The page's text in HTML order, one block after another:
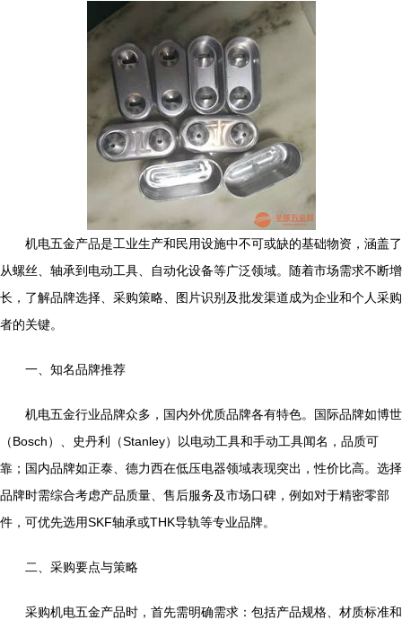
机电五金产品是工业生产和民用设施中不可或缺的基础物资，涵盖了
从螺丝、轴承到电动工具、自动化设备等广泛领域。随着市场需求不断增
长，了解品牌选择、采购策略、图片识别及批发渠道成为企业和个人采购
者的关键。
一、知名品牌推荐
机电五金行业品牌众多，国内外优质品牌各有特色。国际品牌如博世
（Bosch）、史丹利（Stanley）以电动工具和手动工具闻名，品质可
靠；国内品牌如正泰、德力西在低压电器领域表现突出，性价比高。选择
品牌时需综合考虑产品质量、售后服务及市场口碑，例如对于精密零部
件，可优先选用SKF轴承或THK导轨等专业品牌。
二、采购要点与策略
采购机电五金产品时，首先需明确需求：包括产品规格、材质标准和